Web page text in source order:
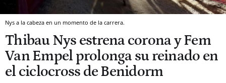
Nys a la cabeza en un momento de la carrera.
Thibau Nys estrena corona y Fem
Van Empel prolonga su reinado en
el ciclocross de Benidorm